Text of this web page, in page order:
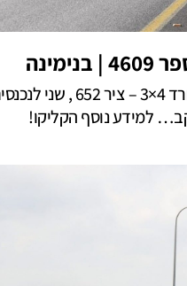
שלט בילבורד 4×3 – ציר
למידע נוסף הקליקו!